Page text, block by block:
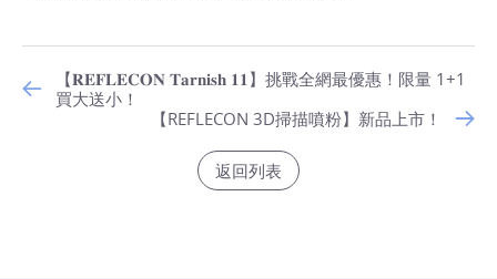
【𝐑𝐄𝐅𝐋𝐄𝐂𝐎𝐍 𝐓𝐚𝐫𝐧𝐢𝐬𝐡 𝟏𝟏】挑戰全網最優惠！限量 1+1
買大送小！
【REFLECON 3D掃描噴粉】新品上市！
返回列表